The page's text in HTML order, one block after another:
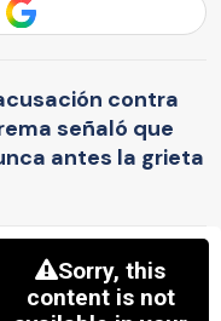
contra
señaló que
antes la grieta